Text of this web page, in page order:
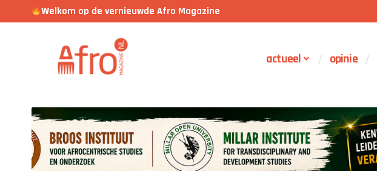
Welkom op de vernieuwde Afro Magazine
actueel opinie